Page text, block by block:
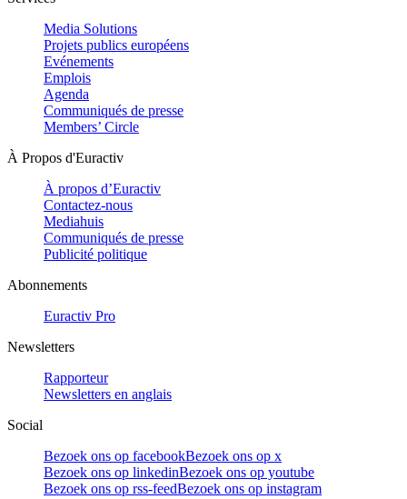
Media Solutions
Projets publics européens
Evénements
Emplois
Agenda
Communiqués de presse
Members’ Circle
À Propos d'Euractiv
À propos d’Euractiv
Contactez-nous
Mediahuis
Communiqués de presse
Publicité politique
Abonnements
Euractiv Pro
Newsletters
Rapporteur
Newsletters en anglais
Social
Bezoek ons op facebookBezoek ons op x
Bezoek ons op linkedinBezoek ons op youtube
Bezoek ons op rss-feedBezoek ons op instagram